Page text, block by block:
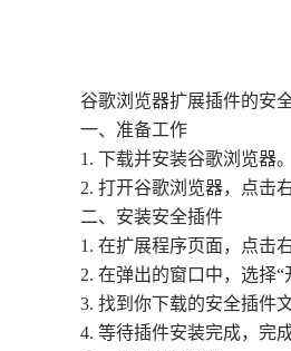
谷歌浏览器扩展插件的安
一、准备工作
1. 下载并安装谷歌浏览器。
2. 打开谷歌浏览器，点击
二、安装安全插件
1. 在扩展程序页面，点击
2. 在弹出的窗口中，选择“
3. 找到你下载的安全插件
4. 等待插件安装完成，完